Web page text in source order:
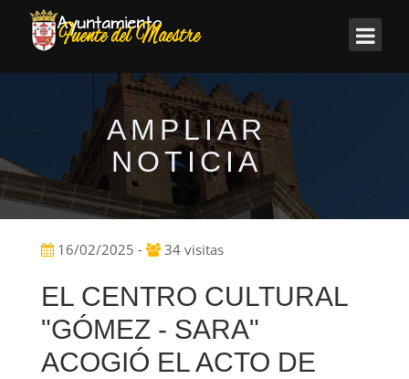
AMPLIAR
NOTICIA
16/02/2025 - 34 visitas
EL CENTRO CULTURAL
"GÓMEZ - SARA"
ACOGIÓ EL ACTO DE